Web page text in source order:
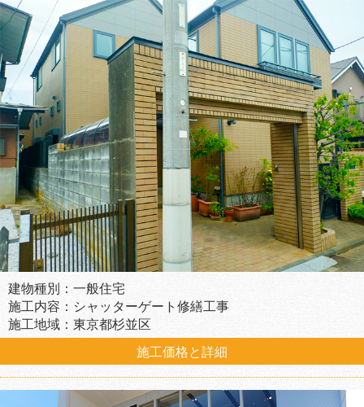
建物種別：一般住宅
施工内容：シャッターゲート修繕工事
施工地域：東京都杉並区
施工価格と詳細